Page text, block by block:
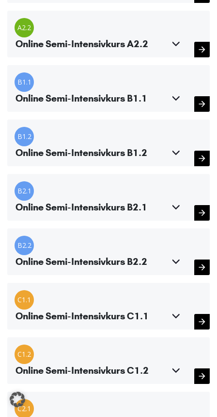
A2.2
Online Semi-Intensivkurs A2.2
B1.1
Online Semi-Intensivkurs B1.1
B1.2
Online Semi-Intensivkurs B1.2
B2.1
Online Semi-Intensivkurs B2.1
B2.2
Online Semi-Intensivkurs B2.2
C1.1
Online Semi-Intensivkurs C1.1
C1.2
Online Semi-Intensivkurs C1.2
C2.1